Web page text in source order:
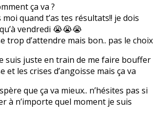
ça va ?
quand t’as tes résultats!! je dois
vendredi 😭😭😭
trop d’attendre mais bon.. pas le choix
suis juste en train de me faire bouffer
et les crises d’angoisse mais ça va
que ça va mieux.. n’hésites pas si
à n’importe quel moment je suis